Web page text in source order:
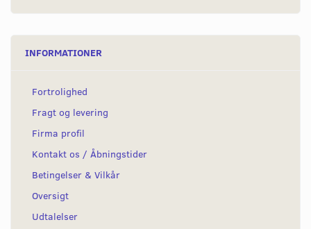
INFORMATIONER
Fortrolighed
Fragt og levering
Firma profil
Kontakt os / Åbningstider
Betingelser & Vilkår
Oversigt
Udtalelser